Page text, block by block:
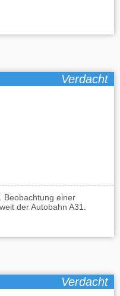
Verdacht
Beobachtung einer
der Autobahn A31.
Verdacht